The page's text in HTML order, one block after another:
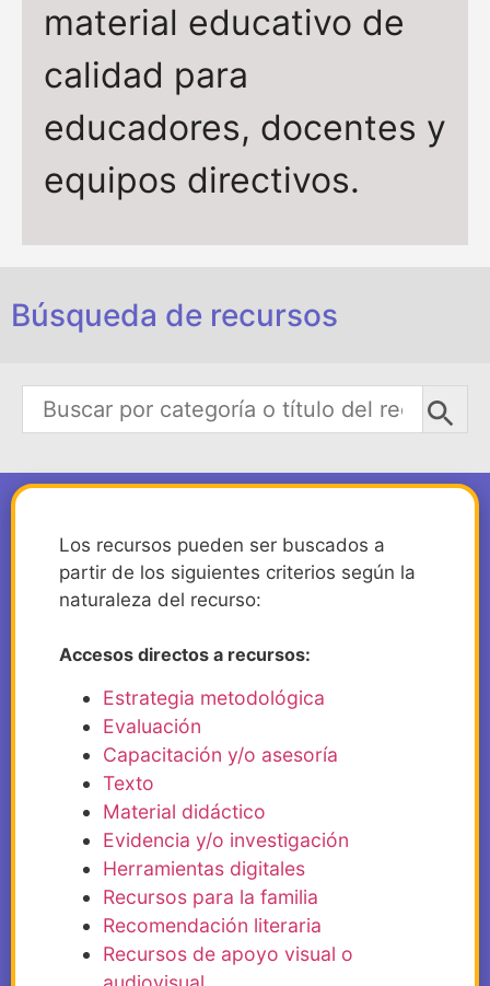
material educativo de
calidad para
educadores, docentes y
equipos directivos.
Búsqueda de recursos
Los recursos pueden ser buscados a
partir de los siguientes criterios según la
naturaleza del recurso:
Accesos directos a recursos:
Estrategia metodológica
Evaluación
Capacitación y/o asesoría
Texto
Material didáctico
Evidencia y/o investigación
Herramientas digitales
Recursos para la familia
Recomendación literaria
Recursos de apoyo visual o